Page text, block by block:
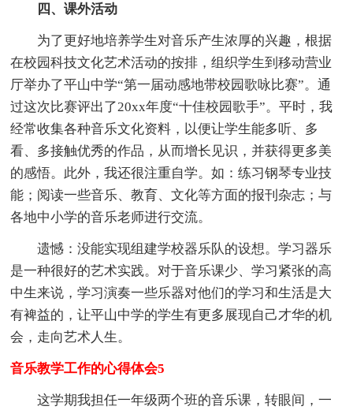
四、课外活动
为了更好地培养学生对音乐产生浓厚的兴趣，根据
在校园科技文化艺术活动的按排，组织学生到移动营业
厅举办了平山中学“第一届动感地带校园歌咏比赛”。通
过这次比赛评出了20xx年度“十佳校园歌手”。平时，我
经常收集各种音乐文化资料，以便让学生能多听、多
看、多接触优秀的作品，从而增长见识，并获得更多美
的感悟。此外，我还很注重自学。如：练习钢琴专业技
能；阅读一些音乐、教育、文化等方面的报刊杂志；与
各地中小学的音乐老师进行交流。
遗憾：没能实现组建学校器乐队的设想。学习器乐
是一种很好的艺术实践。对于音乐课少、学习紧张的高
中生来说，学习演奏一些乐器对他们的学习和生活是大
有裨益的，让平山中学的学生有更多展现自己才华的机
会，走向艺术人生。
音乐教学工作的心得体会5
这学期我担任一年级两个班的音乐课，转眼间，一